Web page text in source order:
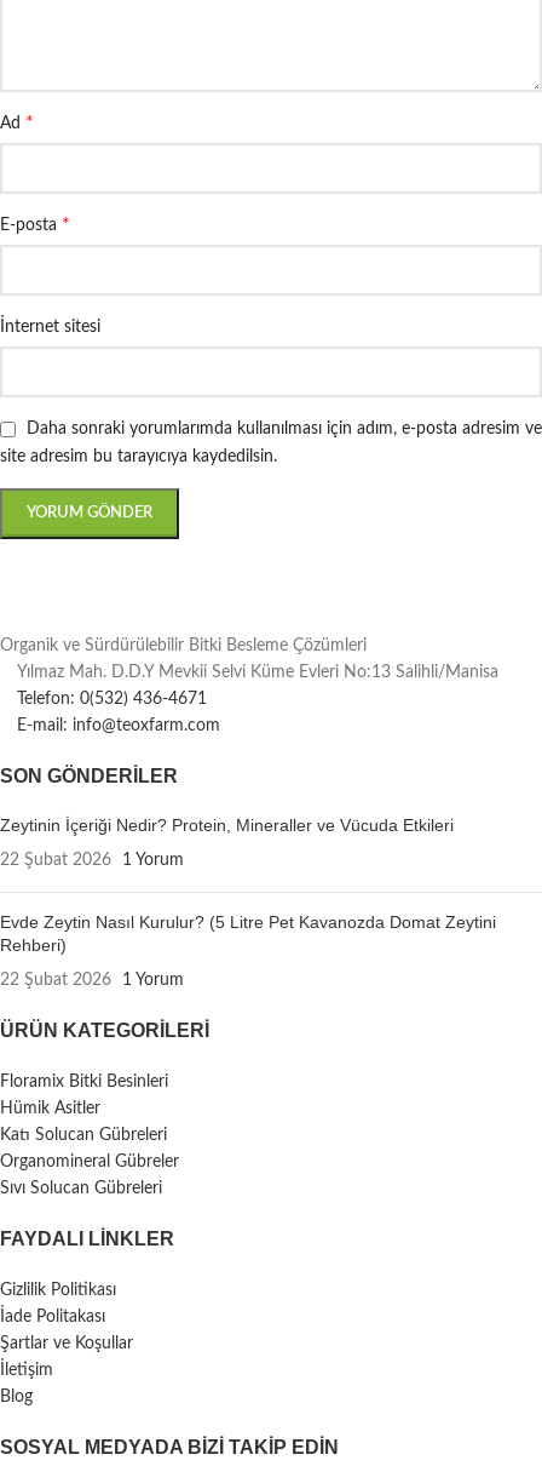
Ad *
E-posta *
İnternet sitesi
Daha sonraki yorumlarımda kullanılması için adım, e-posta adresim ve
site adresim bu tarayıcıya kaydedilsin.
Organik ve Sürdürülebilir Bitki Besleme Çözümleri
Yılmaz Mah. D.D.Y Mevkii Selvi Küme Evleri No:13 Salihli/Manisa
Telefon: 0(532) 436-4671
E-mail: info@teoxfarm.com
SON GÖNDERILER
Zeytinin İçeriği Nedir? Protein, Mineraller ve Vücuda Etkileri
22 Şubat 2026 1 Yorum
Evde Zeytin Nasıl Kurulur? (5 Litre Pet Kavanozda Domat Zeytini
Rehberi)
22 Şubat 2026 1 Yorum
ÜRÜN KATEGORILERI
Floramix Bitki Besinleri
Hümik Asitler
Katı Solucan Gübreleri
Organomineral Gübreler
Sıvı Solucan Gübreleri
FAYDALI LİNKLER
Gizlilik Politikası
İade Politakası
Şartlar ve Koşullar
İletişim
Blog
SOSYAL MEDYADA BIZI TAKIP EDIN